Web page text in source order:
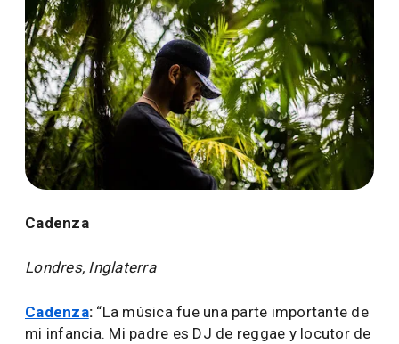
Cadenza
Londres, Inglaterra
Cadenza: “La música fue una parte importante de
mi infancia. Mi padre es DJ de reggae y locutor de